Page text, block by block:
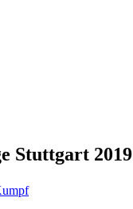
Stuttgart 2019